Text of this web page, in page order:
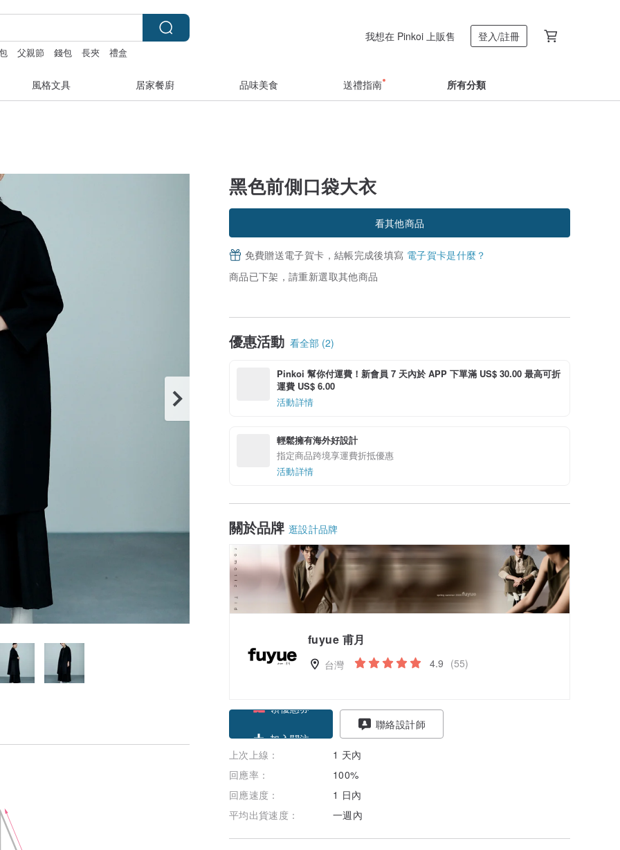
父親節 錢包 長夾 禮盒
我想在 Pinkoi 上販售 登入/註冊
風格文具 居家餐廚 品味美食 送禮指南 所有分類
黑色前側口袋大衣
看其他商品
免費贈送電子賀卡，結帳完成後填寫 電子賀卡是什麼？
商品已下架，請重新選取其他商品
優惠活動 看全部 (2)
Pinkoi 幫你付運費！新會員 7 天內於 APP 下單滿 US$ 30.00 最高可折
運費 US$ 6.00
活動詳情
輕鬆擁有海外好設計
指定商品跨境享運費折抵優惠
活動詳情
關於品牌 逛設計品牌
fuyue 甫月
台灣 4.9 (55)
加入關注
聯絡設計師
上次上線：
1 天內
回應率：
100%
回應速度：
1 日內
平均出貨速度：
一週內